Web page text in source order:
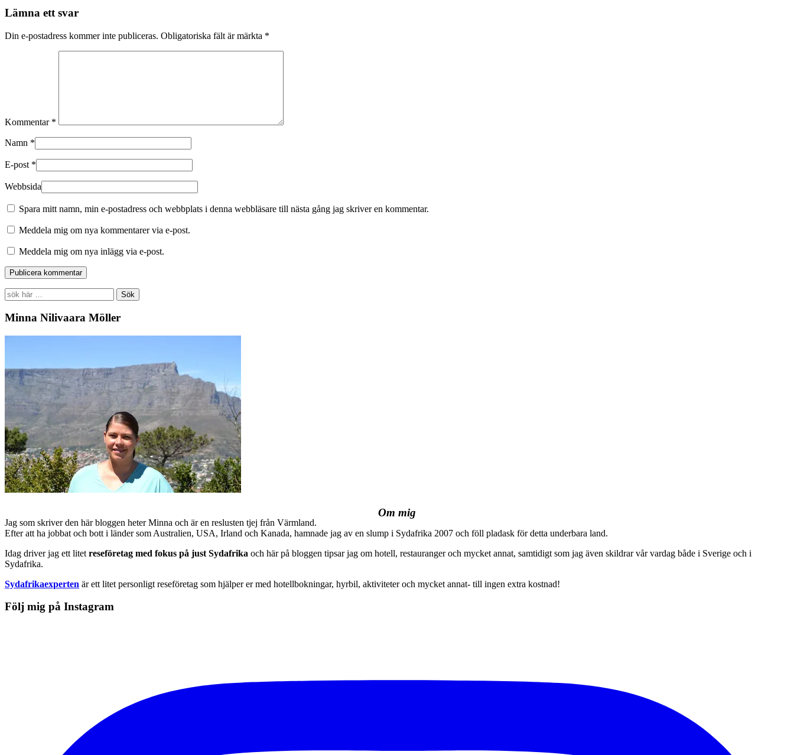
Lämna ett svar
Din e-postadress kommer inte publiceras. Obligatoriska fält är märkta *
Kommentar *
Namn *
E-post *
Webbsida
Spara mitt namn, min e-postadress och webbplats i denna webbläsare till nästa gång jag skriver en kommentar.
Meddela mig om nya kommentarer via e-post.
Meddela mig om nya inlägg via e-post.
Search
for:
Minna Nilivaara Möller
Om mig
Jag som skriver den här bloggen heter Minna och är en reslusten tjej från Värmland.
Efter att ha jobbat och bott i länder som Australien, USA, Irland och Kanada, hamnade jag av en slump i Sydafrika 2007 och föll pladask för detta underbara land.
Idag driver jag ett litet reseföretag med fokus på just Sydafrika och här på bloggen tipsar jag om hotell, restauranger och mycket annat, samtidigt som jag även skildrar vår vardag både i Sverige och i
Sydafrika.
Sydafrikaexperten är ett litet personligt reseföretag som hjälper er med hotellbokningar, hyrbil, aktiviteter och mycket annat- till ingen extra kostnad!
Följ mig på Instagram